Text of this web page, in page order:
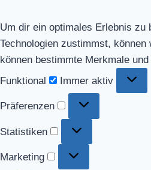
Um dir ein optimales Erlebnis zu
Technologien zustimmst,
können bestimmte Merkmale
Funktional
Funktional
Immer aktiv
Präferenzen Präferenzen
Statistiken Statistiken
Marketing Marketing